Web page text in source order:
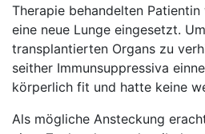
Therapie behandelten
eine neue Lunge eingesetzt.
transplantierten Organs zu
seither Immunsuppressiva
körperlich fit und hatte keine
Als mögliche Ansteckung